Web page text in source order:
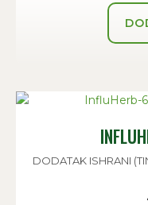
DODATAK ISHRANI